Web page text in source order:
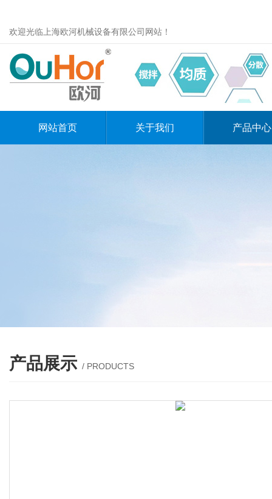
欢迎光临上海欧河机械设备有限公司网站！
网站首页 关于我们 产品中心
产品展示 / PRODUCTS